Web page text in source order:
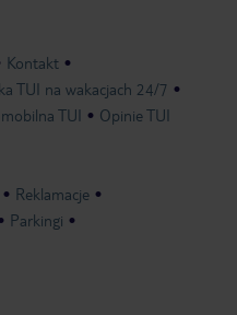
Kontakt
TUI na wakacjach 24/7
TUI Opinie TUI
Reklamacje
Parkingi